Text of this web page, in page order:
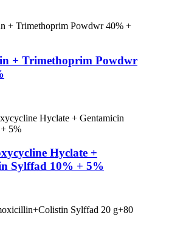
+ Trimethoprim Powdwr
Hyclate +
Sylffad 10% + 5%